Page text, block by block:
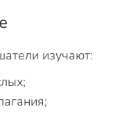
изучают: